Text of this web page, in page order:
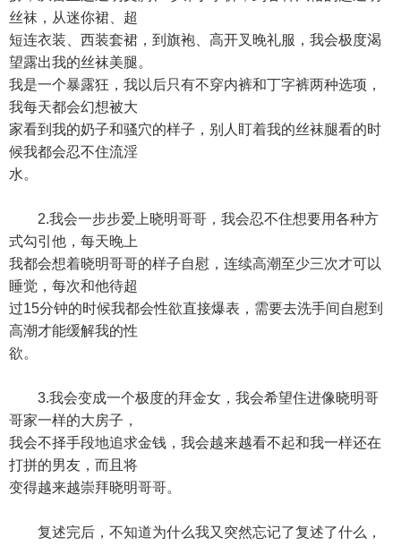
丝袜，从迷你裙、超
短连衣装、西装套裙，到旗袍、高开叉晚礼服，我会极度渴
望露出我的丝袜美腿。
我是一个暴露狂，我以后只有不穿内裤和丁字裤两种选项，
我每天都会幻想被大
家看到我的奶子和骚穴的样子，别人盯着我的丝袜腿看的时
候我都会忍不住流淫
水。
2.我会一步步爱上晓明哥哥，我会忍不住想要用各种方
式勾引他，每天晚上
我都会想着晓明哥哥的样子自慰，连续高潮至少三次才可以
睡觉，每次和他待超
过15分钟的时候我都会性欲直接爆表，需要去洗手间自慰到
高潮才能缓解我的性
欲。
3.我会变成一个极度的拜金女，我会希望住进像晓明哥
哥家一样的大房子，
我会不择手段地追求金钱，我会越来越看不起和我一样还在
打拼的男友，而且将
变得越来越崇拜晓明哥哥。
复述完后，不知道为什么我又突然忘记了复述了什么，